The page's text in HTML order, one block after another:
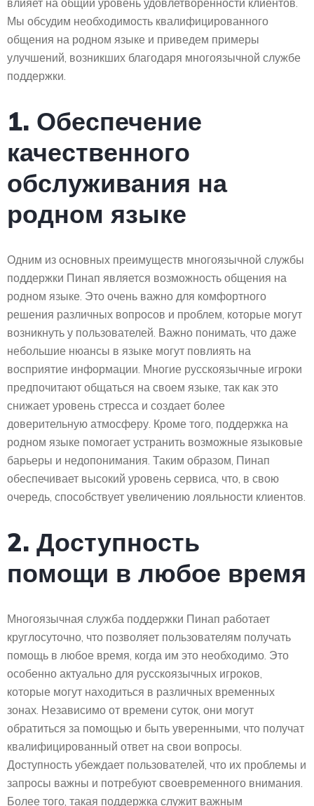
влияет на общий уровень удовлетворенности клиентов.
Мы обсудим необходимость квалифицированного
общения на родном языке и приведем примеры
улучшений, возникших благодаря многоязычной службе
поддержки.
1. Обеспечение
качественного
обслуживания на
родном языке
Одним из основных преимуществ многоязычной службы
поддержки Пинап является возможность общения на
родном языке. Это очень важно для комфортного
решения различных вопросов и проблем, которые могут
возникнуть у пользователей. Важно понимать, что даже
небольшие нюансы в языке могут повлиять на
восприятие информации. Многие русскоязычные игроки
предпочитают общаться на своем языке, так как это
снижает уровень стресса и создает более
доверительную атмосферу. Кроме того, поддержка на
родном языке помогает устранить возможные языковые
барьеры и недопонимания. Таким образом, Пинап
обеспечивает высокий уровень сервиса, что, в свою
очередь, способствует увеличению лояльности клиентов.
2. Доступность
помощи в любое время
Многоязычная служба поддержки Пинап работает
круглосуточно, что позволяет пользователям получать
помощь в любое время, когда им это необходимо. Это
особенно актуально для русскоязычных игроков,
которые могут находиться в различных временных
зонах. Независимо от времени суток, они могут
обратиться за помощью и быть уверенными, что получат
квалифицированный ответ на свои вопросы.
Доступность убеждает пользователей, что их проблемы и
запросы важны и потребуют своевременного внимания.
Более того, такая поддержка служит важным